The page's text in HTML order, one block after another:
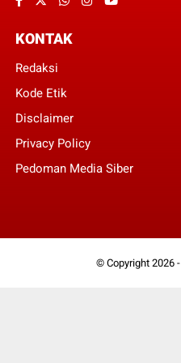
KONTAK
Redaksi
Kode Etik
Disclaimer
Privacy Policy
Pedoman Media Siber
© Copyright 2026 -